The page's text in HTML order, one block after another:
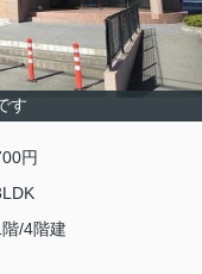
す
円
階/4階建